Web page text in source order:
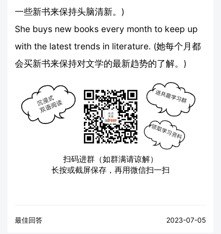
一些新书来保持头脑清新。)
She buys new books every month to keep up
with the latest trends in literature. (她每个月都
会买新书来保持对文学的最新趋势的了解。)
扫码进群（如群满请谅解）
长按或截屏保存，再用微信扫一扫
最佳回答 2023-07-05